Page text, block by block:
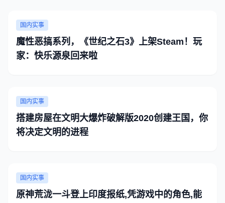
国内实事
魔性恶搞系列，《世纪之石3》上架Steam！玩
家：快乐源泉回来啦
国内实事
搭建房屋在文明大爆炸破解版2020创建王国，你
将决定文明的进程
国内实事
原神荒泷一斗登上印度报纸,凭游戏中的角色,能